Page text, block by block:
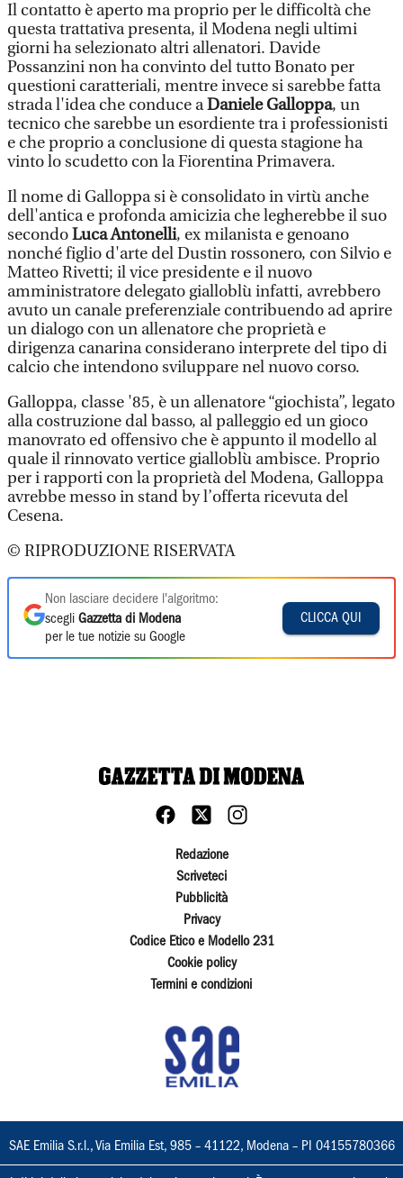
Il contatto è aperto ma proprio per le difficoltà che
questa trattativa presenta, il Modena negli ultimi
giorni ha selezionato altri allenatori. Davide
Possanzini non ha convinto del tutto Bonato per
questioni caratteriali, mentre invece si sarebbe fatta
strada l'idea che conduce aDaniele Galloppa, un
tecnico che sarebbe un esordiente tra i professionisti
e che proprio a conclusione di questa stagione ha
vinto lo scudetto con la Fiorentina Primavera.
Il nome di Galloppa si è consolidato in virtù anche
dell'antica e profonda amicizia che legherebbe il suo
secondoLuca Antonelli, ex milanista e genoano
nonché figlio d'arte del Dustin rossonero, con Silvio e
Matteo Rivetti; il vice presidente e il nuovo
amministratore delegato gialloblù infatti, avrebbero
avuto un canale preferenziale contribuendo ad aprire
un dialogo con un allenatore che proprietà e
dirigenza canarina considerano interprete del tipo di
calcio che intendono sviluppare nel nuovo corso.
Galloppa, classe '85, è un allenatore “giochista”, legato
alla costruzione dal basso, al palleggio ed un gioco
manovrato ed offensivo che è appunto il modello al
quale il rinnovato vertice gialloblù ambisce. Proprio
per i rapporti con la proprietà del Modena, Galloppa
avrebbe messo in stand by l’offerta ricevuta del
Cesena.
© RIPRODUZIONE RISERVATA
Non lasciare decidere l'algoritmo:
scegli Gazzetta di Modena
per le tue notizie su Google
CLICCA QUI
Redazione
Scriveteci
Pubblicità
Privacy
Codice Etico e Modello 231
Cookie policy
Termini e condizioni
SAE Emilia S.r.l., Via Emilia Est, 985 – 41122, Modena – PI 04155780366